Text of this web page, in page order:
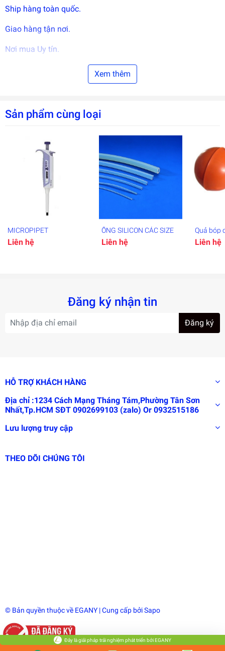
Ship hàng toàn quốc.
Giao hàng tận nơi.
Nơi mua Uy tín.
Xem thêm
Sản phẩm cùng loại
MICROPIPET
Liên hệ
ỐNG SILICON CÁC SIZE
Liên hệ
Quả bóp
pippet
Liên hệ
Đăng ký nhận tin
Đăng ký
HỖ TRỢ KHÁCH HÀNG
Địa chỉ :1234 Cách Mạng Tháng Tám,Phường Tân Sơn
Nhất,Tp.HCM SĐT 0902699103 (zalo) Or 0932515186
Lưu lượng truy cập
THEO DÕI CHÚNG TÔI
© Bản quyền thuộc về EGANY | Cung cấp bởiSapo
Đây là giải pháp trải nghiệm phát triển bởi EGANY